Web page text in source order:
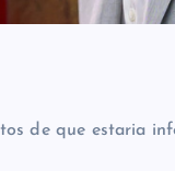
de que estaria